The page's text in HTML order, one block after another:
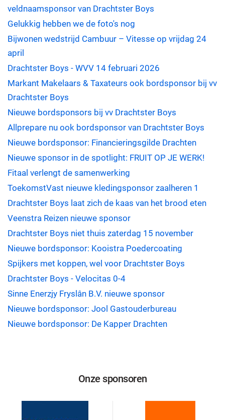
veldnaamsponsor van Drachtster Boys
Gelukkig hebben we de foto's nog
Bijwonen wedstrijd Cambuur – Vitesse op vrijdag 24
april
Drachtster Boys - WVV 14 februari 2026
Markant Makelaars & Taxateurs ook bordsponsor bij vv
Drachtster Boys
Nieuwe bordsponsors bij vv Drachtster Boys
Allprepare nu ook bordsponsor van Drachtster Boys
Nieuwe bordsponsor: Financieringsgilde Drachten
Nieuwe sponsor in de spotlight: FRUIT OP JE WERK!
Fitaal verlengt de samenwerking
ToekomstVast nieuwe kledingsponsor zaalheren 1
Drachtster Boys laat zich de kaas van het brood eten
Veenstra Reizen nieuwe sponsor
Drachtster Boys niet thuis zaterdag 15 november
Nieuwe bordsponsor: Kooistra Poedercoating
Spijkers met koppen, wel voor Drachtster Boys
Drachtster Boys - Velocitas 0-4
Sinne Enerzjy Fryslân B.V. nieuwe sponsor
Nieuwe bordsponsor: Jool Gastouderbureau
Nieuwe bordsponsor: De Kapper Drachten
Onze sponsoren